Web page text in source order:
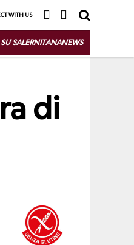
WITH US
SALERNITANANEWS
di